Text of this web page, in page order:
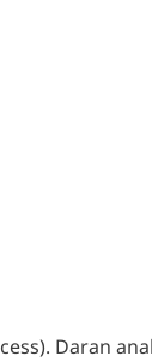
Daran